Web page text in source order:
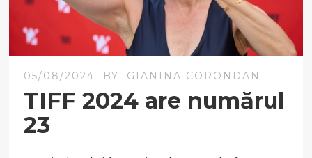
05/08/2024 BY GIANINA CORONDAN
TIFF 2024 are numărul
23